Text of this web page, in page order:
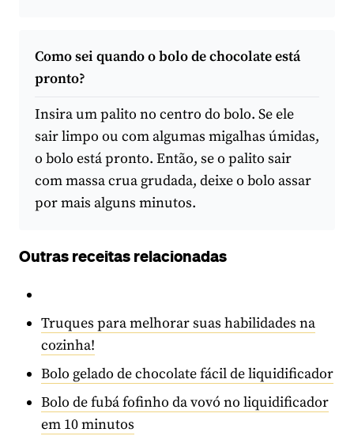
Como sei quando o bolo de chocolate está
pronto?
Insira um palito no centro do bolo. Se ele
sair limpo ou com algumas migalhas úmidas,
o bolo está pronto. Então, se o palito sair
com massa crua grudada, deixe o bolo assar
por mais alguns minutos.
Outras receitas relacionadas
Truques para melhorar suas habilidades na
cozinha!
Bolo gelado de chocolate fácil de liquidificador
Bolo de fubá fofinho da vovó no liquidificador
em 10 minutos